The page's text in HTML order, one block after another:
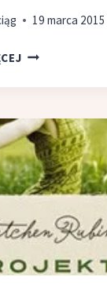
19 marca 2015
FORTUNA
GUTOWSKA-
ADAMCZYK